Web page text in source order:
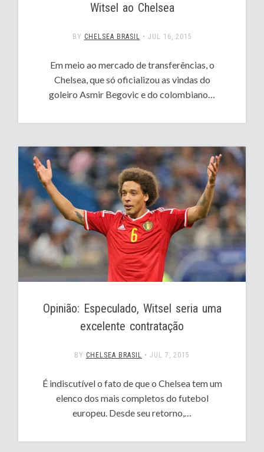
Witsel ao Chelsea
BY CHELSEA BRASIL • JUL 16, 2015
Em meio ao mercado de transferências, o
Chelsea, que só oficializou as vindas do
goleiro Asmir Begovic e do colombiano…
Opinião: Especulado, Witsel seria uma
excelente contratação
BY CHELSEA BRASIL • JUL 7, 2015
É indiscutível o fato de que o Chelsea tem um
elenco dos mais completos do futebol
europeu. Desde seu retorno,…